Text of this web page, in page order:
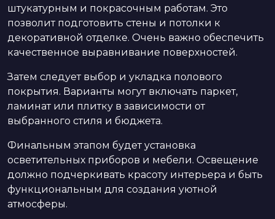
штукатурным и покрасочным работам. Это
позволит подготовить стены и потолки к
декоративной отделке. Очень важно обеспечить
качественное выравнивание поверхностей.
Затем следует выбор и укладка полового
покрытия. Варианты могут включать паркет,
ламинат или плитку в зависимости от
выбранного стиля и бюджета.
Финальным этапом будет установка
осветительных приборов и мебели. Освещение
должно подчеркивать красоту интерьера и быть
функциональным для создания уютной
атмосферы.